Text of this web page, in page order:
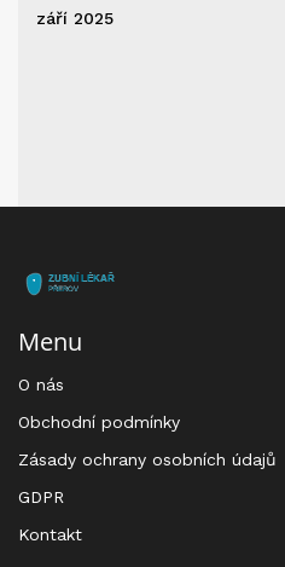
září 2025
Menu
O nás
Obchodní podmínky
Zásady ochrany osobních údajů
GDPR
Kontakt